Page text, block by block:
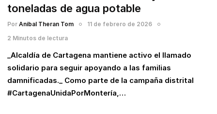
toneladas de agua potable
Por Anibal Theran Tom
11 de febrero de 2026
2 Minutos de lectura
_Alcaldía de Cartagena mantiene activo el llamado
solidario para seguir apoyando a las familias
damnificadas._ Como parte de la campaña distrital
#CartagenaUnidaPorMontería,…